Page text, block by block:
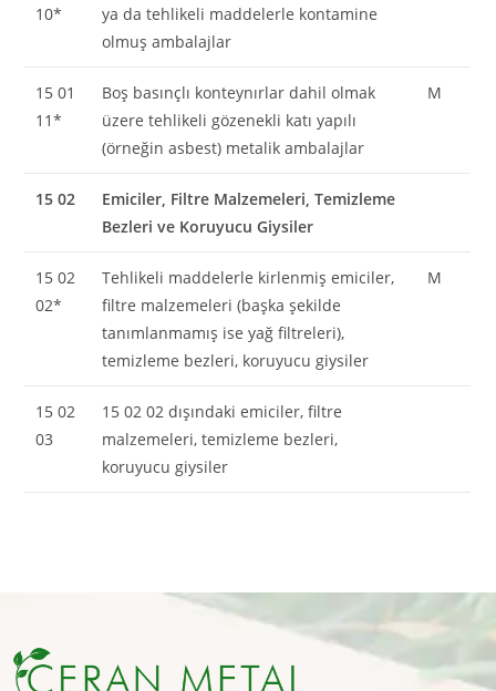
10*
ya da tehlikeli maddelerle kontamine
olmuş ambalajlar
15 01
11*
Boş basınçlı konteynırlar dahil olmak
üzere tehlikeli gözenekli katı yapılı
(örneğin asbest) metalik ambalajlar
M
15 02
Emiciler, Filtre Malzemeleri, Temizleme
Bezleri ve Koruyucu Giysiler
15 02
02*
Tehlikeli maddelerle kirlenmiş emiciler,
filtre malzemeleri (başka şekilde
tanımlanmamış ise yağ filtreleri),
temizleme bezleri, koruyucu giysiler
M
15 02
03
15 02 02 dışındaki emiciler, filtre
malzemeleri, temizleme bezleri,
koruyucu giysiler